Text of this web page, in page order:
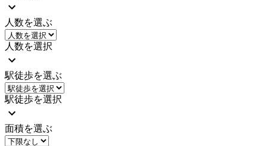
人数を選ぶ
人数を選択
駅徒歩を選ぶ
駅徒歩を選択
面積を選ぶ